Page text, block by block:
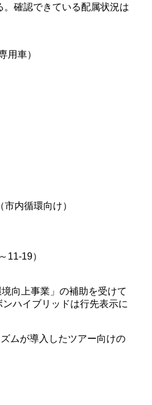
確認できている配属状況は
用車）
内循環向け）
11-19）
向上事業」の補助を受けて
ハイブリッドは行先表示に
ムが導入したツアー向けの